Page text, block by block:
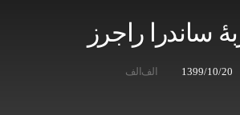
ساندرا راجرز
1399/10/20